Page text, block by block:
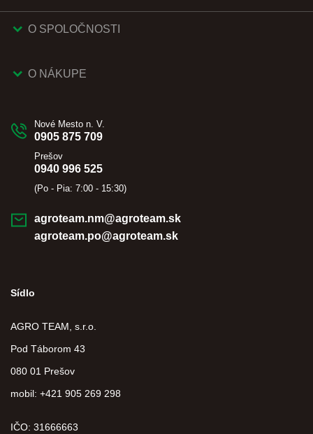
O SPOLOČNOSTI
O NÁKUPE
Nové Mesto n. V.
0905 875 709
Prešov
0940 996 525
(Po - Pia: 7:00 - 15:30)
agroteam.nm@agroteam.sk
agroteam.po@agroteam.sk
Sídlo
AGRO TEAM, s.r.o.
Pod Táborom 43
080 01 Prešov
mobil: +421 905 269 298
IČO: 31666663